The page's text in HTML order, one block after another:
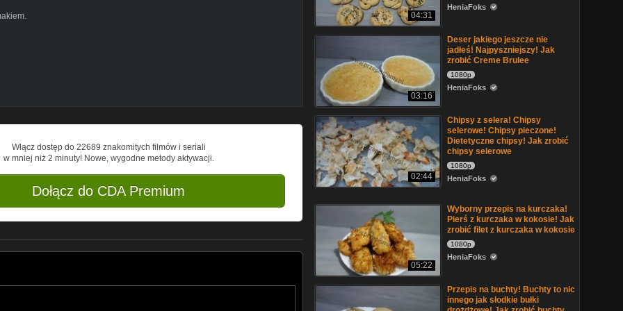
Włącz dostęp do 22689 znakomitych filmów i seriali
w mniej niż 2 minuty! Nowe, wygodne metody aktywacji.
Dołącz do CDA Premium
04:31
HeniaFoks
03:16
Deser jakiego jeszcze nie
jadłeś! Najpyszniejszy! Jak
zrobić Creme Brulee
1080p
HeniaFoks
02:44
Chipsy z selera! Chipsy
selerowe! Chipsy pieczone!
Dietetyczne chipsy! Jak zrobić
chipsy selerowe
1080p
HeniaFoks
05:22
Wyborny przepis na kurczaka!
Pierś z kurczaka w kokosie! Jak
zrobić filet z kurczaka w kokosie
1080p
HeniaFoks
Przepis na buchty! Buchty to nic
innego jak słodkie bułki